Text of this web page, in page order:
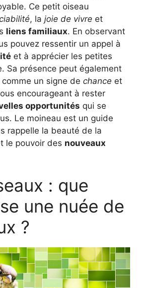
Ce petit oiseau
, la joie de vivre et
liens familiaux. En observant
pouvez ressentir un appel à
et à apprécier les petites
Sa présence peut également
un signe de chance et
encourageant à rester
opportunités qui se
Le moineau est un guide
rappelle la beauté de la
le pouvoir des nouveaux
: que
une nuée de
?